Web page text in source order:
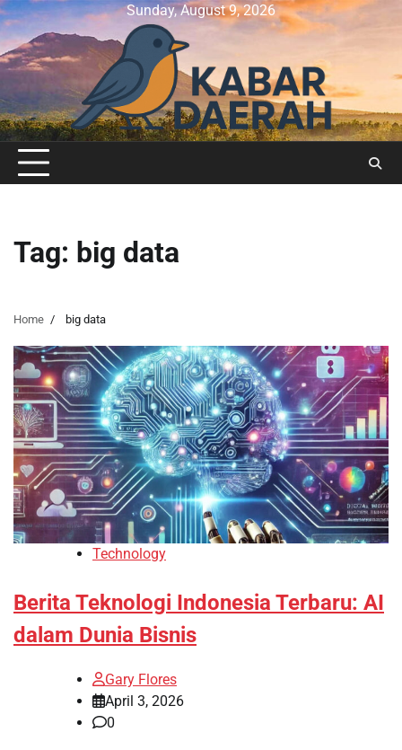
Skip
to
content
Sunday, August 9, 2026
Tag: big data
Home big data
Technology
Berita Teknologi Indonesia Terbaru: AI
dalam Dunia Bisnis
Gary Flores
April 3, 2026
0